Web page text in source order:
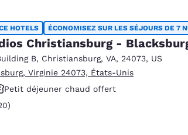
HOTELS ÉCONOMISEZ SUR LES SÉJOURS DE 7
Christiansburg -
B, Christiansburg, VA, 24073, US
Virginie 24073, États-Unis
Petit déjeuner chaud offert